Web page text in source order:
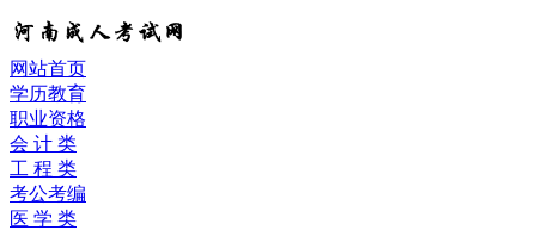
网站首页
学历教育
职业资格
会 计 类
工 程 类
考公考编
医 学 类